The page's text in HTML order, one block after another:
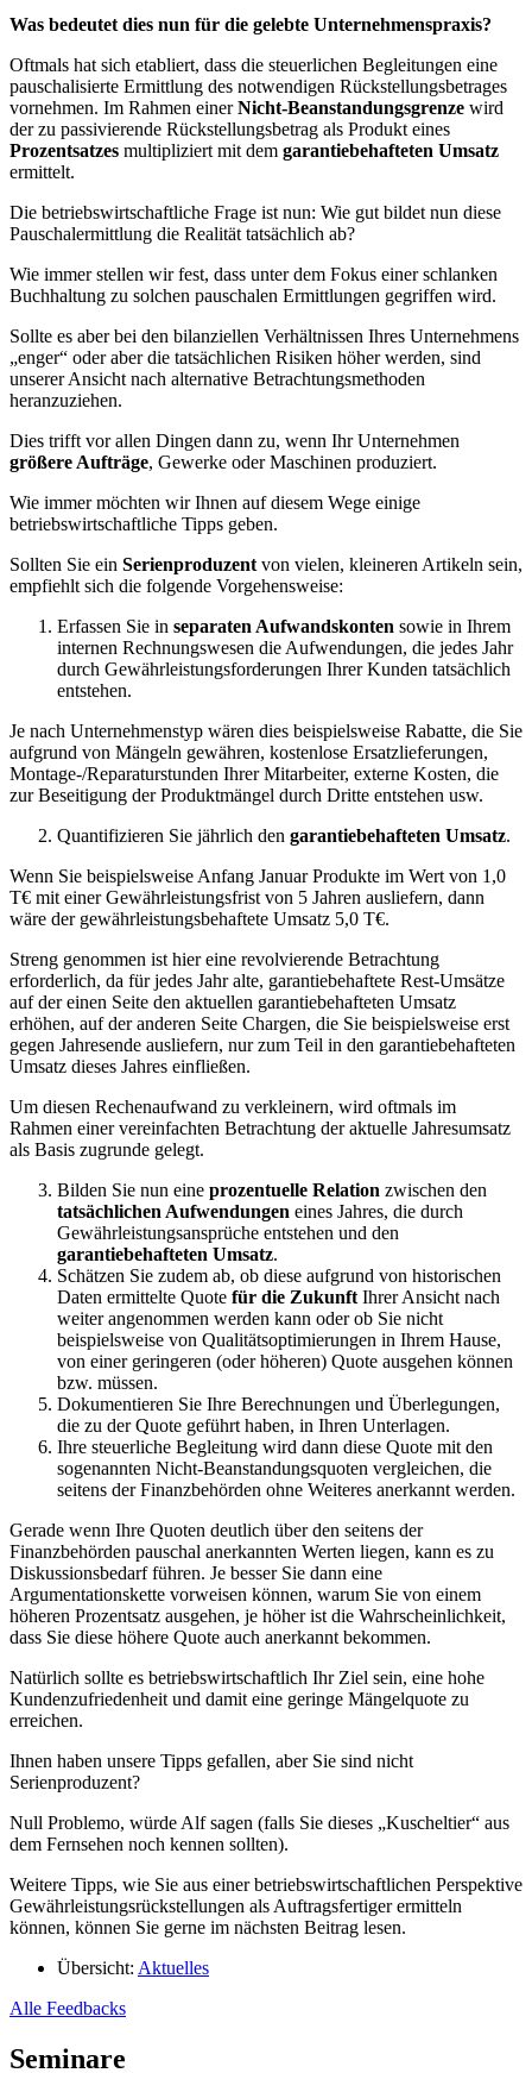
Was bedeutet dies nun für die gelebte Unternehmenspraxis?
Oftmals hat sich etabliert, dass die steuerlichen Begleitungen eine
pauschalisierte Ermittlung des notwendigen Rückstellungsbetrages
vornehmen. Im Rahmen einerNicht-Beanstandungsgrenze wird
der zu passivierende Rückstellungsbetrag als Produkt eines
Prozentsatzes multipliziert mit dem garantiebehafteten Umsatz
ermittelt.
Die betriebswirtschaftliche Frage ist nun: Wie gut bildet nun diese
Pauschalermittlung die Realität tatsächlich ab?
Wie immer stellen wir fest, dass unter dem Fokus einer schlanken
Buchhaltung zu solchen pauschalen Ermittlungen gegriffen wird.
Sollte es aber bei den bilanziellen Verhältnissen Ihres Unternehmens
„enger“ oder aber die tatsächlichen Risiken höher werden, sind
unserer Ansicht nach alternative Betrachtungsmethoden
heranzuziehen.
Dies trifft vor allen Dingen dann zu, wenn Ihr Unternehmen
größere Aufträge, Gewerke oder Maschinen produziert.
Wie immer möchten wir Ihnen auf diesem Wege einige
betriebswirtschaftliche Tipps geben.
Sollten Sie ein Serienproduzent von vielen, kleineren Artikeln sein,
empfiehlt sich die folgende Vorgehensweise:
Erfassen Sie in separaten Aufwandskonten sowie in Ihrem
internen Rechnungswesen die Aufwendungen, die jedes Jahr
durch Gewährleistungsforderungen Ihrer Kunden tatsächlich
entstehen.
Je nach Unternehmenstyp wären dies beispielsweise Rabatte, die Sie
aufgrund von Mängeln gewähren, kostenlose Ersatzlieferungen,
Montage-/Reparaturstunden Ihrer Mitarbeiter, externe Kosten, die
zur Beseitigung der Produktmängel durch Dritte entstehen usw.
Quantifizieren Sie jährlich den garantiebehafteten Umsatz.
Wenn Sie beispielsweise Anfang Januar Produkte im Wert von 1,0
T€ mit einer Gewährleistungsfrist von 5 Jahren ausliefern, dann
wäre der gewährleistungsbehaftete Umsatz 5,0 T€.
Streng genommen ist hier eine revolvierende Betrachtung
erforderlich, da für jedes Jahr alte, garantiebehaftete Rest-Umsätze
auf der einen Seite den aktuellen garantiebehafteten Umsatz
erhöhen, auf der anderen Seite Chargen, die Sie beispielsweise erst
gegen Jahresende ausliefern, nur zum Teil in den garantiebehafteten
Umsatz dieses Jahres einfließen.
Um diesen Rechenaufwand zu verkleinern, wird oftmals im
Rahmen einer vereinfachten Betrachtung der aktuelle Jahresumsatz
als Basis zugrunde gelegt.
Bilden Sie nun eine prozentuelle Relation zwischen den
tatsächlichen Aufwendungen eines Jahres, die durch
Gewährleistungsansprüche entstehen und den
garantiebehafteten Umsatz.
Schätzen Sie zudem ab, ob diese aufgrund von historischen
Daten ermittelte Quote für die Zukunft Ihrer Ansicht nach
weiter angenommen werden kann oder ob Sie nicht
beispielsweise von Qualitätsoptimierungen in Ihrem Hause,
von einer geringeren (oder höheren) Quote ausgehen können
bzw. müssen.
Dokumentieren Sie Ihre Berechnungen und Überlegungen,
die zu der Quote geführt haben, in Ihren Unterlagen.
Ihre steuerliche Begleitung wird dann diese Quote mit den
sogenannten Nicht-Beanstandungsquoten vergleichen, die
seitens der Finanzbehörden ohne Weiteres anerkannt werden.
Gerade wenn Ihre Quoten deutlich über den seitens der
Finanzbehörden pauschal anerkannten Werten liegen, kann es zu
Diskussionsbedarf führen. Je besser Sie dann eine
Argumentationskette vorweisen können, warum Sie von einem
höheren Prozentsatz ausgehen, je höher ist die Wahrscheinlichkeit,
dass Sie diese höhere Quote auch anerkannt bekommen.
Natürlich sollte es betriebswirtschaftlich Ihr Ziel sein, eine hohe
Kundenzufriedenheit und damit eine geringe Mängelquote zu
erreichen.
Ihnen haben unsere Tipps gefallen, aber Sie sind nicht
Serienproduzent?
Null Problemo, würde Alf sagen (falls Sie dieses „Kuscheltier“ aus
dem Fernsehen noch kennen sollten).
Weitere Tipps, wie Sie aus einer betriebswirtschaftlichen Perspektive
Gewährleistungsrückstellungen als Auftragsfertiger ermitteln
können, können Sie gerne im nächsten Beitrag lesen.
Übersicht: Aktuelles
Alle Feedbacks
Seminare